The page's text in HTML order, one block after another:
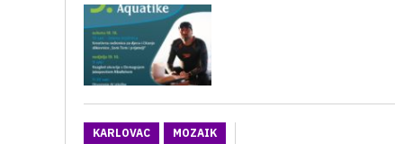
KARLOVAC MOZAIK